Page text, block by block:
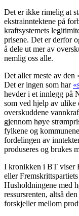
Det er ikke rimelig at
ekstrainntektene på
kraftsystemets
prisene. Det er derfor
å dele ut mer av
nemlig oss alle.
Det aller meste av den
Det er ingen som har
hevder i et innlegg på
som ved hjelp av ulike
overskuddene
gjennom høye
fylkene og
fordelingen av
produseres og brukes
I kronikken i BT viser
eller
Husholdningene med
ressursrenten, altså
forskjeller mellom